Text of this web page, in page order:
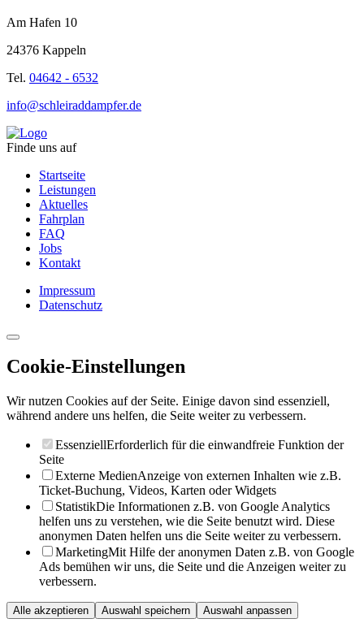
Am Hafen 10
24376 Kappeln
Tel. 04642 - 6532
info@schleiraddampfer.de
Finde uns auf
Startseite
Leistungen
Aktuelles
Fahrplan
FAQ
Jobs
Kontakt
Impressum
Datenschutz
Cookie-Einstellungen
Wir nutzen Cookies auf der Seite. Einige davon sind essenziell,
während andere uns helfen, die Seite weiter zu verbessern.
EssenziellErforderlich für die einwandfreie Funktion der
Seite
Externe MedienAnzeige von externen Inhalten wie z.B.
Ticket-Buchung, Videos, Karten oder Widgets
StatistikDie Informationen z.B. von Google Analytics
helfen uns zu verstehen, wie die Seite benutzt wird. Diese
anonymen Daten helfen uns die Seite weiter zu verbessern.
MarketingMit Hilfe der anonymen Daten z.B. von Google
Ads bemühen wir uns, die Seite und die Anzeigen weiter zu
verbessern.
Alle akzeptieren Auswahl speichern Auswahl anpassen